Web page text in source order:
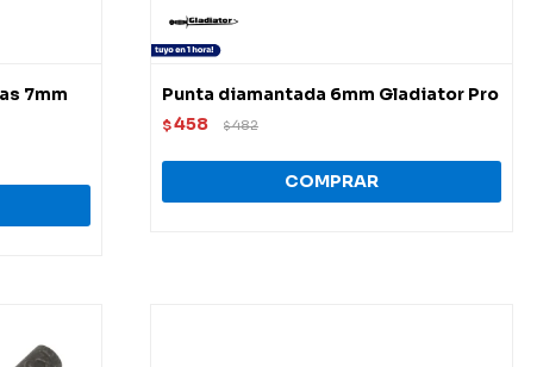
7mm
Punta diamantada 6mm Gladiator Pro
$458 $482